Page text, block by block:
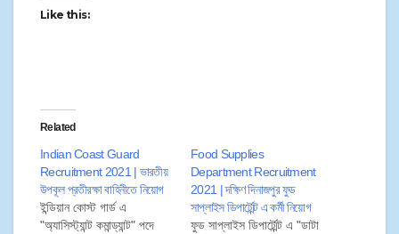
Like this:
Related
Indian Coast Guard
Recruitment 2021 | ভারতীয়
উপকূল প্রতীরক্ষা বাহিনীতে নিয়োগ
ইন্ডিয়ান কোস্ট গার্ড এ
"অ্যাসিস্ট্যান্ট কমান্ড্যান্ট" পদে
Food Supplies
Department Recruitment
2021 | দক্ষিণ দিনাজপুর ফুড
সাপ্লাইস ডিপার্ট্মেন্ট এ কর্মী নিয়োগ
ফুড সাপ্লাইস ডিপার্ট্মেন্ট এ "ডাটা